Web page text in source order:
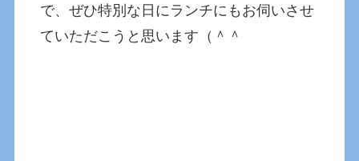
で、ぜひ特別な日にランチにもお伺いさせ
ていただこうと思います（＾＾